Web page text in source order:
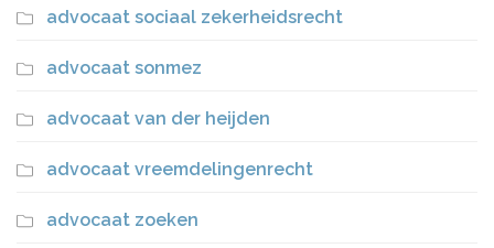
advocaat sociaal zekerheidsrecht
advocaat sonmez
advocaat van der heijden
advocaat vreemdelingenrecht
advocaat zoeken